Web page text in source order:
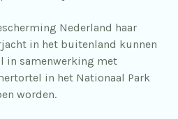
Nederland haar
in het buitenland kunnen
in samenwerking met
in het Nationaal Park
worden.